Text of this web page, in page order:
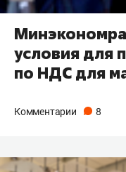
условия для
по НДС для
Комментарии 8